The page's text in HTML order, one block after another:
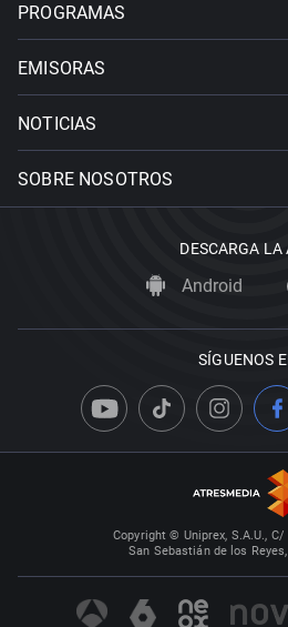
PROGRAMAS
EMISORAS
NOTICIAS
SOBRE NOSOTROS
DESCARGA LA
Android
SÍGUENOS
Copyright © Uniprex, S.A.U.,
San Sebastián de los